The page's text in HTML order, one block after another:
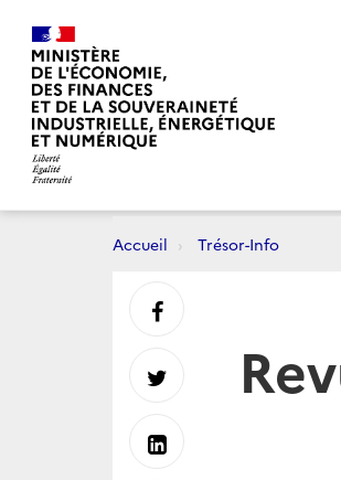
Accueil Trésor-Info
Partager
sur
Partager
sur
Partager